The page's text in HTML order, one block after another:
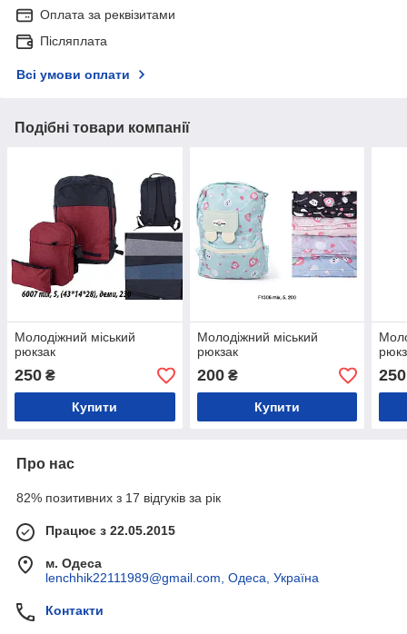
Оплата за реквізитами
Післяплата
Всі умови оплати
Подібні товари компанії
Молодіжний міський
рюкзак
250 ₴
Купити
Молодіжний міський
рюкзак
200₴
Купити
250
Про нас
82% позитивних з 17 відгуків за рік
Працює з 22.05.2015
м. Одеса
lenchhik22111989@gmail.com, Одеса, Україна
Контакти